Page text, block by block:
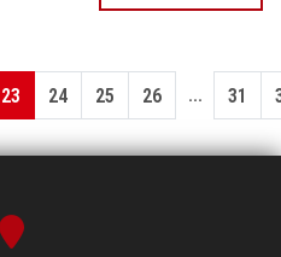
23 24 25 26 ... 31